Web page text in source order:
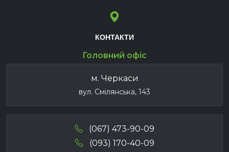
КОНТАКТИ
Головний офіс
м. Черкаси
вул. Смілянська, 143
(067) 473-90-09
(093) 170-40-09